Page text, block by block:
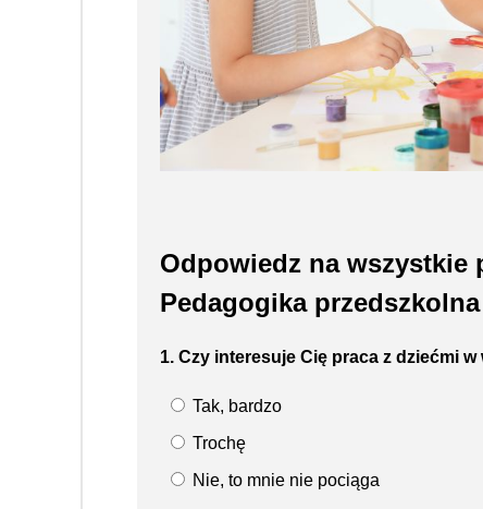
Odpowiedz na wszystkie
Pedagogika
1. Czy interesuje Cię praca z dziećmi
Tak, bardzo
Trochę
Nie, to mnie nie pociąga